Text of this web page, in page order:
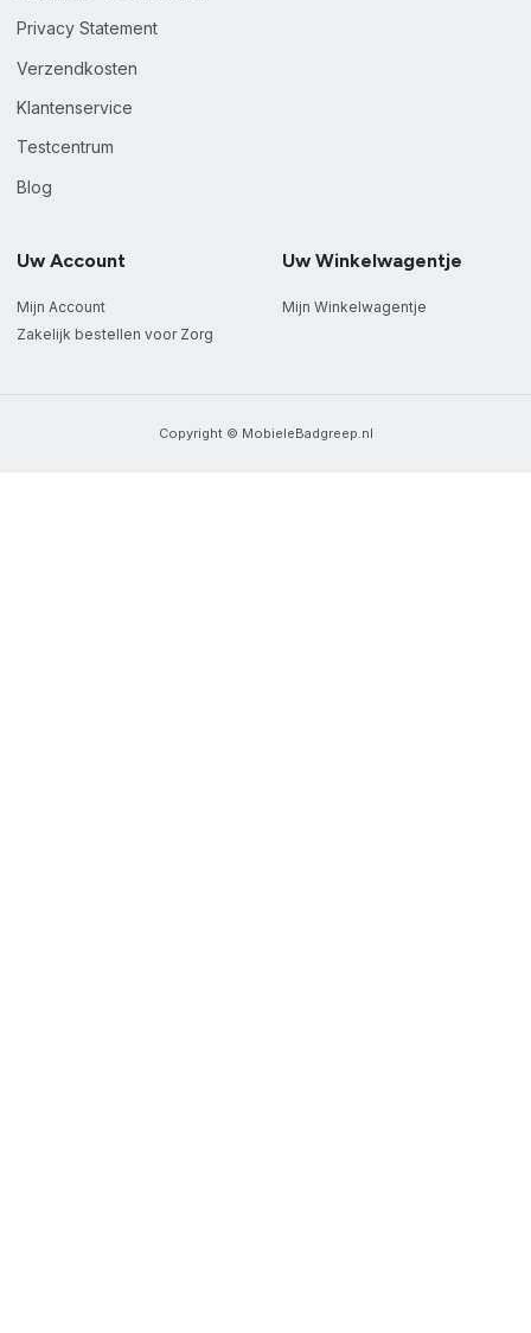
Privacy Statement
Verzendkosten
Klantenservice
Testcentrum
Blog
Uw Account
Mijn Account
Zakelijk bestellen voor Zorg
Uw Winkelwagentje
Mijn Winkelwagentje
Copyright © MobieleBadgreep.nl